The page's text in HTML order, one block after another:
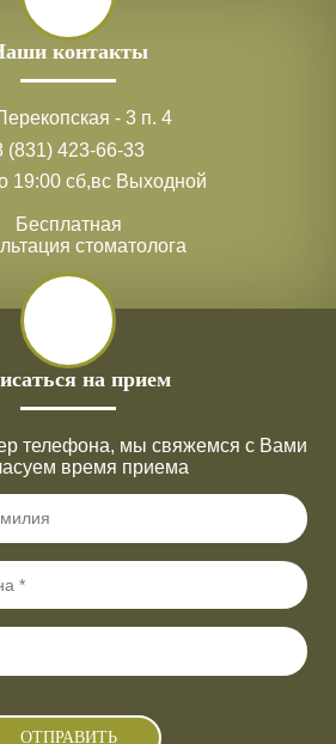
контакты
- 3 п. 4
(831) 423-66-33
19:00 сб,вс Выходной
Бесплатная
стоматолога
на прием
телефона, мы свяжемся с Вами
время приема